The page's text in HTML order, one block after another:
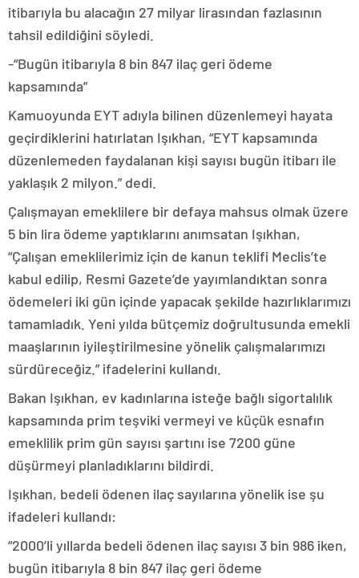
itibarıyla bu alacağın 27 milyar lirasından fazlasının
tahsil edildiğini söyledi.
-“Bugün itibarıyla 8 bin 847 ilaç geri ödeme
kapsamında”
Kamuoyunda EYT adıyla bilinen düzenlemeyi hayata
geçirdiklerini hatırlatan Işıkhan, “EYT kapsamında
düzenlemeden faydalanan kişi sayısı bugün itibarı ile
yaklaşık 2 milyon.” dedi.
Çalışmayan emeklilere bir defaya mahsus olmak üzere
5 bin lira ödeme yaptıklarını anımsatan Işıkhan,
“Çalışan emeklilerimiz için de kanun teklifi Meclis’te
kabul edilip, Resmi Gazete’de yayımlandıktan sonra
ödemeleri iki gün içinde yapacak şekilde hazırlıklarımızı
tamamladık. Yeni yılda bütçemiz doğrultusunda emekli
maaşlarının iyileştirilmesine yönelik çalışmalarımızı
sürdüreceğiz.” ifadelerini kullandı.
Bakan Işıkhan, ev kadınlarına isteğe bağlı sigortalılık
kapsamında prim teşviki vermeyi ve küçük esnafın
emeklilik prim gün sayısı şartını ise 7200 güne
düşürmeyi planladıklarını bildirdi.
Işıkhan, bedeli ödenen ilaç sayılarına yönelik ise şu
ifadeleri kullandı:
“2000’li yıllarda bedeli ödenen ilaç sayısı 3 bin 986 iken,
bugün itibarıyla 8 bin 847 ilaç geri ödeme